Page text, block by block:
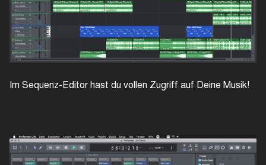
Im Sequenz-Editor hast du vollen Zugriff auf Deine Musik!